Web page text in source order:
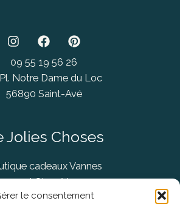
le consentement
09 55 19 56 26
Notre Dame du Loc
56890 Saint-Avé
Jolies Choses
cadeaux Vannes
Store Vannes